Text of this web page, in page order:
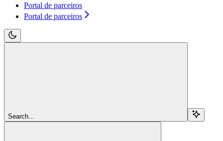
Portal de parceiros
Portal de parceiros
Search...